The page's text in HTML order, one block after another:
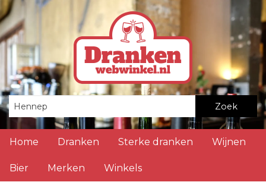
Zoek
Home Dranken Sterke dranken Wijnen
Bier Merken Winkels